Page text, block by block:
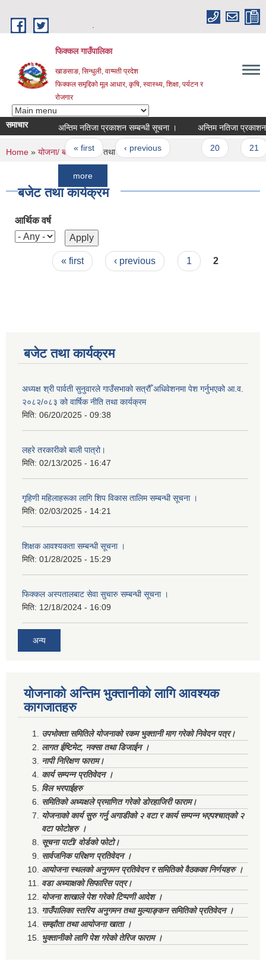
फिक्कल गाउँपालिका
खाङसाङ, सिन्धुली, वाग्मती प्रदेश
फिक्कल समृद्दिको मूल आधार, कृषि, स्वास्थ्य, शिक्षा, पर्यटन र
रोजगार
समाचार अन्तिम नतिजा प्रकाशन सम्बन्धी सूचना । अन्तिम नतिजा प्रकाशन
Pages
« first ‹ previous
more
You are here
Home » योजना/ बजेट» बजेट तथा कार्यक्रम
बजेट तथा कार्यक्रम
आर्थिक वर्ष
Pages« first ‹ previous 1 2
बजेट तथा कार्यक्रम
अध्यक्ष श्री पार्वती सुनुवारले गाउँसभाको सत्रौँ अधिवेशनमा पेश गर्नुभएको आ.व.
२०८२/०८३ को वार्षिक नीति तथा कार्यक्रम
मिति: 06/20/2025 - 09:38
लहरे तरकारीको बाली पात्रो।
मिति: 02/13/2025 - 16:47
गृहिणी महिलाहरूका लागि शिप विकास तालिम सम्बन्धी सूचना ‌।
मिति: 02/03/2025 - 14:21
शिक्षक आवश्यकता सम्बन्धी सूचना ।
मिति: 01/28/2025 - 15:29
फिक्कल अस्पतालबाट सेवा सुचारु सम्बन्धी सूचना ।
मिति: 12/18/2024 - 16:09
अन्य
योजनाको अन्तिम भुक्तानीको लागि आवश्यक
कागजातहरु
उपभोक्ता समितिले योजनाको रकम भुक्तानी माग गरेको निवेदन पत्र।
लागत ईष्टिमेट, नक्सा तथा डिजाईन ।
नापी निरिक्षण फाराम।
कार्य सम्पन्न प्रतिवेदन ।
विल भरपाईहरु
समितिको अध्यक्षले प्रमाणित गरेको डोरहाजिरी फाराम।
योजनाको कार्य सुरु गर्नु अगाडीको २ वटा र कार्य सम्पन्न भएपश्चात्‌को २
वटा फोटोहरु ।
सूचना पाटी/ वोर्डको फोटो।
सार्वजनिक परिक्षण प्रतिवेदन ।
आयोजना स्थलको अनुगमन प्रतिवेदन र समितिको वैठकका निर्णयहरु ।
वडा अध्याक्षको सिफारिस पत्र।
योजना शाखाले पेश गरेको टिप्पणी आदेश ।
गाउँपालिका स्तरिय अनुगमन तथा मुल्याङ्कन समितिको प्रतिवेदन ।
सम्झौता तथा आयोजना खाता ।
भुक्तानीको लागि पेश गरेको तेरिज फाराम ।